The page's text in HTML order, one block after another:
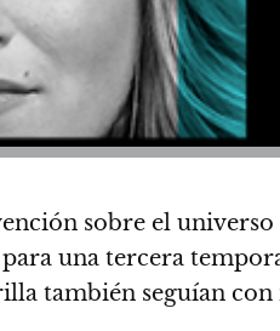
sobre el universo
una tercera
también seguían